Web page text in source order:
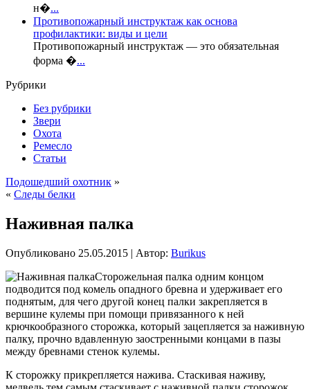
н�...
Противопожарный инструктаж как основа
профилактики: виды и цели
Противопожарный инструктаж — это обязательная
форма �...
Рубрики
Без рубрики
Звери
Охота
Ремесло
Статьи
Подошедший охотник »
« Следы белки
Наживная палка
Опубликовано 25.05.2015 | Автор: Burikus
Сторожельная палка одним концом
подводится под комель опадного бревна и удерживает его
поднятым, для чего другой конец палки закрепляется в
вершине кулемы при помощи привязанного к ней
крючкообразного сторожка, который зацепляется за наживную
палку, прочно вдавленную заостренными концами в пазы
между бревнами стенок кулемы.
К сторожку прикрепляется нажива. Стаскивая наживу,